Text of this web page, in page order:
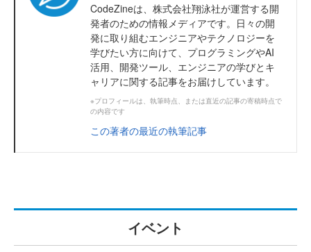
CodeZineは、株式会社翔泳社が運営する開
発者のための情報メディアです。日々の開
発に取り組むエンジニアやテクノロジーを
学びたい方に向けて、プログラミングやAI
活用、開発ツール、エンジニアの学びとキ
ャリアに関する記事をお届けしています。
※プロフィールは、執筆時点、または直近の記事の寄稿時点で
の内容です
この著者の最近の執筆記事
イベント